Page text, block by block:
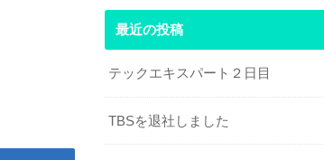
最近の投稿
テックエキスパート２日目
TBSを退社しました